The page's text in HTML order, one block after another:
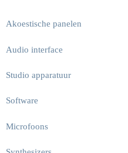
Akoestische panelen
Audio interface
Studio apparatuur
Software
Microfoons